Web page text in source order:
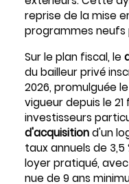
reprise de la mise
programmes neufs
Sur le plan fiscal, le
du bailleur privé
2026, promulguée
vigueur depuis le
investisseurs
d'acquisitiond'un
taux annuels de 3,5
loyer pratiqué,
nue de 9 ans